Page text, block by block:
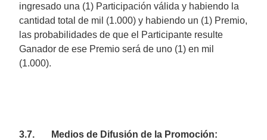
ingresado una (1) Participación válida y habiendo la
cantidad total de mil (1.000) y habiendo un (1) Premio,
las probabilidades de que el Participante resulte
Ganador de ese Premio será de uno (1) en mil
(1.000).
3.7. Medios de Difusión de la Promoción: